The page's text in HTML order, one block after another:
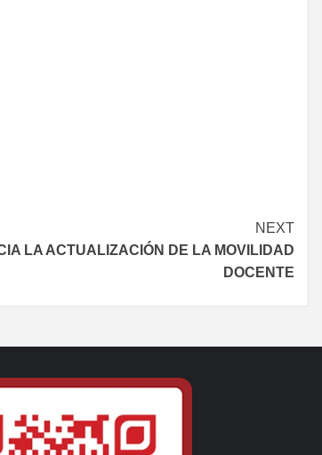
NEXT
LA ACTUALIZACIÓN DE LA MOVILIDAD
DOCENTE